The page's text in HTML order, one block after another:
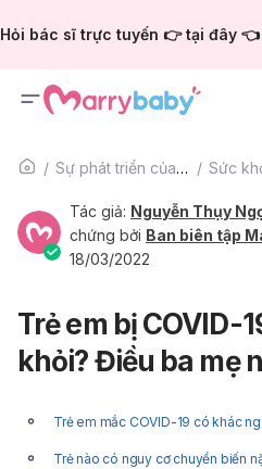
Hỏi bác sĩ trực tuyến 👉 tại đây 👈
Sự phát triển của trẻ
Tác giả: Nguyễn Thụy
chứng bởi Ban biên tập
18/03/2022
Trẻ em bị COVID-
khỏi? Điều ba mẹ
Trẻ em mắc COVID-19 có khác
Trẻ nào có nguy cơ chuyển biến